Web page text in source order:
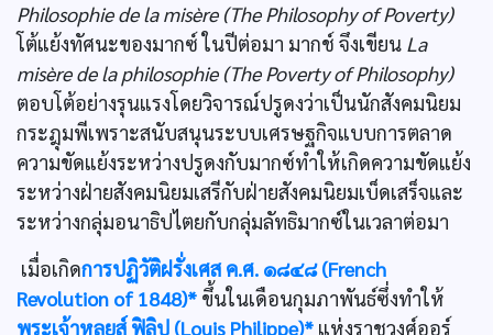
Philosophie de la misère (The Philosophy of Poverty)
โต้แย้งทัศนะของมากซ์ ในปีต่อมา มากช์ จึงเขียน La
misère de la philosophie (The Poverty of Philosophy)
ตอบโต้อย่างรุนแรงโดยวิจารณ์ปรูดงว่าเป็นนักสังคมนิยม
กระฎุมพีเพราะสนับสนุนระบบเศรษฐกิจแบบการตลาด
ความขัดแย้งระหว่างปรูดงกับมากซ์ทำให้เกิดความขัดแย้ง
ระหว่างฝ่ายสังคมนิยมเสรีกับฝ่ายสังคมนิยมเบ็ดเสร็จและ
ระหว่างกลุ่มอนาธิปไตยกับกลุ่มลัทธิมากซ์ในเวลาต่อมา
เมื่อเกิดการปฏิวัติฝรั่งเศส ค.ศ. ๑๘๔๘ (French
Revolution of 1848)* ขึ้นในเดือนกุมภาพันธ์ซึ่งทำให้
พระเจ้าหลุยส์ ฟิลิป (Louis Philippe)* แห่งราชวงศ์ออร์